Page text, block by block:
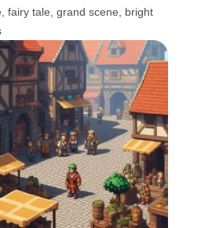
fairy tale, grand scene, bright